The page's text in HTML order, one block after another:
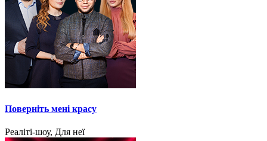
Поверніть мені красу
Реаліті-шоу, Для неї